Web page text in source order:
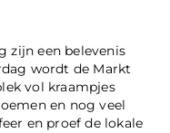
zijn een belevenis
wordt de Markt
vol kraampjes
en nog veel
en proef de lokale